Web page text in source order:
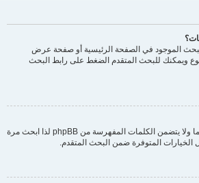
الموجود في الصفحة الرئيسية أو صفحة عرض
ويمكنك للبحث المتقدم الضغط على رابط البحث
من الممكن أن يكون بحثك مبهما ولا يتضمن الكلمات المفهرسة من phpBB لذا ابحث مرة
الخيارات المتوفرة ضمن البحث المتقدم.